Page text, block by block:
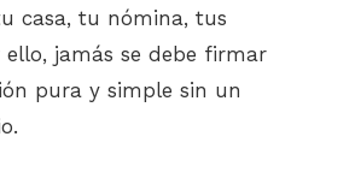
casa, tu nómina, tus
ello, jamás se debe firmar
pura y simple sin un